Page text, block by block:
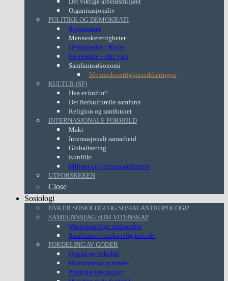
Organisasjonsliv
POLITIKK OG DEMOKRATI
Styreformer
Menneskerettigheter
Demokratiet i Norge
En stemme – ditt valg
Samfunnsøkonomi
Menneskerettighetserklæringen
KULTUR (SF)
Hva er kultur?
Det flerkulturelle samfunn
Religion og samfunnet
INTERNASJONALE FORHOLD
Makt
Internasjonalt samarbeid
Globalisering
Konflikt
Miljøet og verdenssamfunnet
UTFORSKEREN
Close
Sosiologi
HVA ER SOSIOLOGI OG SOSIALANTROPOLOGI?
SAMFUNNSFAG SOM VITENSKAP
Vitenskapelige tenkemåter
Samfunnsvitenskapelig metode
FORDELING AV GODER
Oppnå og beholde
Økonomiske systemer
Politiske ideologier